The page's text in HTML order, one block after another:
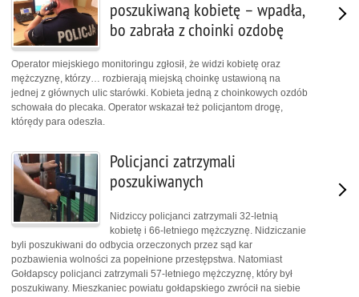
poszukiwaną kobietę – wpadła,
bo zabrała z choinki ozdobę
Operator miejskiego monitoringu zgłosił, że widzi kobietę oraz
mężczyznę, którzy… rozbierają miejską choinkę ustawioną na
jednej z głównych ulic starówki. Kobieta jedną z choinkowych ozdób
schowała do plecaka. Operator wskazał też policjantom drogę,
którędy para odeszła.
Policjanci zatrzymali
poszukiwanych
Nidziccy policjanci zatrzymali 32-letnią
kobietę i 66-letniego mężczyznę. Nidziczanie
byli poszukiwani do odbycia orzeczonych przez sąd kar
pozbawienia wolności za popełnione przestępstwa. Natomiast
Gołdapscy policjanci zatrzymali 57-letniego mężczyznę, który był
poszukiwany. Mieszkaniec powiatu gołdapskiego zwrócił na siebie